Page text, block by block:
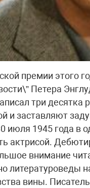
премии этого
Петера
три
и заставляют
июля 1945 года в
актрисой.
внимание
литературоведы
вины.